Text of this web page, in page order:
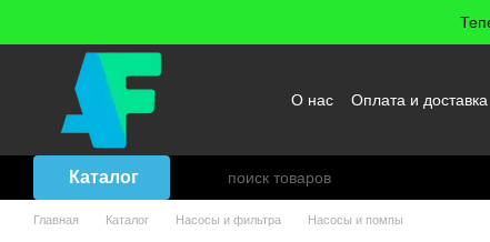
О нас Оплата и доставка
Каталог
Главная Каталог Насосы и фильтра Насосы и помпы